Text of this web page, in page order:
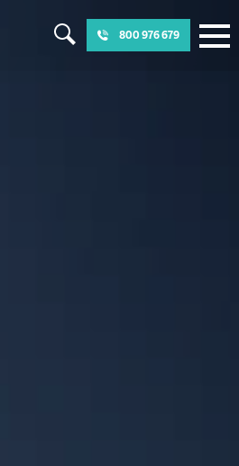
800 976 679